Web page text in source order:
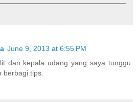
June 9, 2013 at 6:55 PM
dan kepala udang yang saya tunggu.
berbagi tips.